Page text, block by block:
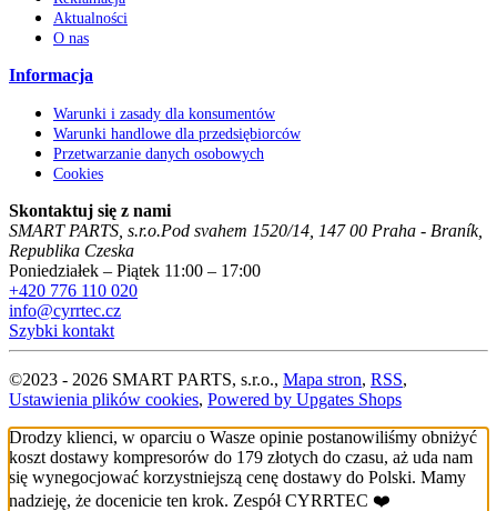
Aktualności
O nas
Informacja
Warunki i zasady dla konsumentów
Warunki handlowe dla przedsiębiorców
Przetwarzanie danych osobowych
Cookies
Skontaktuj się z nami
SMART PARTS, s.r.o.Pod svahem 1520/14 147 00 Praha - Braník,
Republika Czeska
Poniedziałek – Piątek 11:00 – 17:00
+420 776 110 020
info@cyrrtec.cz
Szybki kontakt
©2023 - 2026 SMART PARTS, s.r.o., Mapa stron, RSS,
Ustawienia plików cookies, Powered by Upgates Shops
Drodzy klienci, w oparciu o Wasze opinie postanowiliśmy obniżyć
koszt dostawy kompresorów do 179 złotych do czasu, aż uda nam
się wynegocjować korzystniejszą cenę dostawy do Polski. Mamy
nadzieję, że docenicie ten krok. Zespół CYRRTEC ❤️